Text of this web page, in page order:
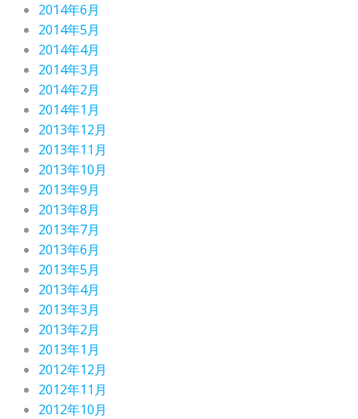
2014年6月
2014年5月
2014年4月
2014年3月
2014年2月
2014年1月
2013年12月
2013年11月
2013年10月
2013年9月
2013年8月
2013年7月
2013年6月
2013年5月
2013年4月
2013年3月
2013年2月
2013年1月
2012年12月
2012年11月
2012年10月